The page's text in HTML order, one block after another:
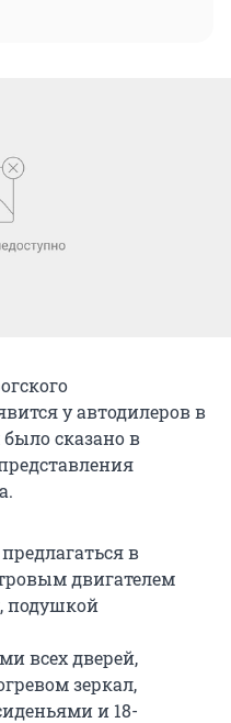
у автодилеров в
сказано в
в
двигателем
подушкой
всех дверей,
зеркал,
и 18-